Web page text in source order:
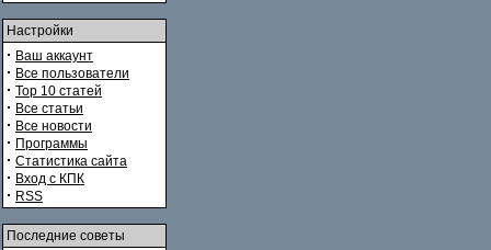
Настройки
· Ваш аккаунт
· Все пользователи
· Top 10 статей
· Все статьи
· Все новости
· Программы
· Статистика сайта
· Вход с КПК
· RSS
Последние советы